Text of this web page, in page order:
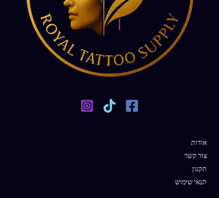
אודות
צור קשר
תקנון
תנאי שימוש